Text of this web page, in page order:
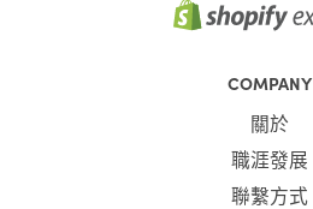
COMPANY
關於
職涯發展
聯繫方式